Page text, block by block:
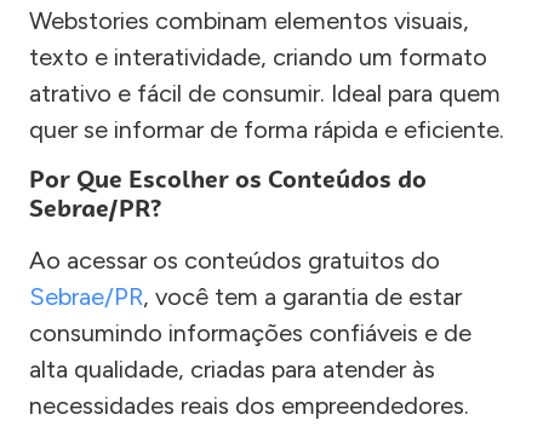
Webstories combinam elementos visuais,
texto e interatividade, criando um formato
atrativo e fácil de consumir. Ideal para quem
quer se informar de forma rápida e eficiente.
Por Que Escolher os Conteúdos do
Sebrae/PR?
Ao acessar os conteúdos gratuitos do
Sebrae/PR, você tem a garantia de estar
consumindo informações confiáveis e de
alta qualidade, criadas para atender às
necessidades reais dos empreendedores.